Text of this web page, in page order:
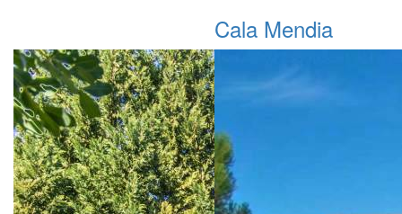
Cala Mendia